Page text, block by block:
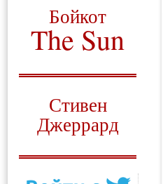
Бойкот
The Sun
Стивен
Джеррард